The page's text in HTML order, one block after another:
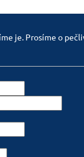
je. Prosíme o